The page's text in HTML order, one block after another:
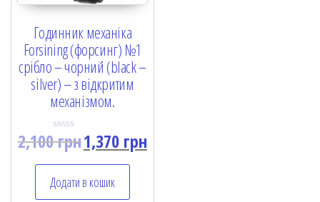
Годинник механіка
Forsining (форсинг) №1
срібло – чорний (black –
silver) – з відкритим
механізмом.
R
a
d
0
2,100грн1,370грн
Додати в кошик